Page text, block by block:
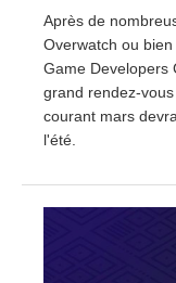
Après de
Overwatch ou
Game Developers
grand rendez-
courant mars
l'été.